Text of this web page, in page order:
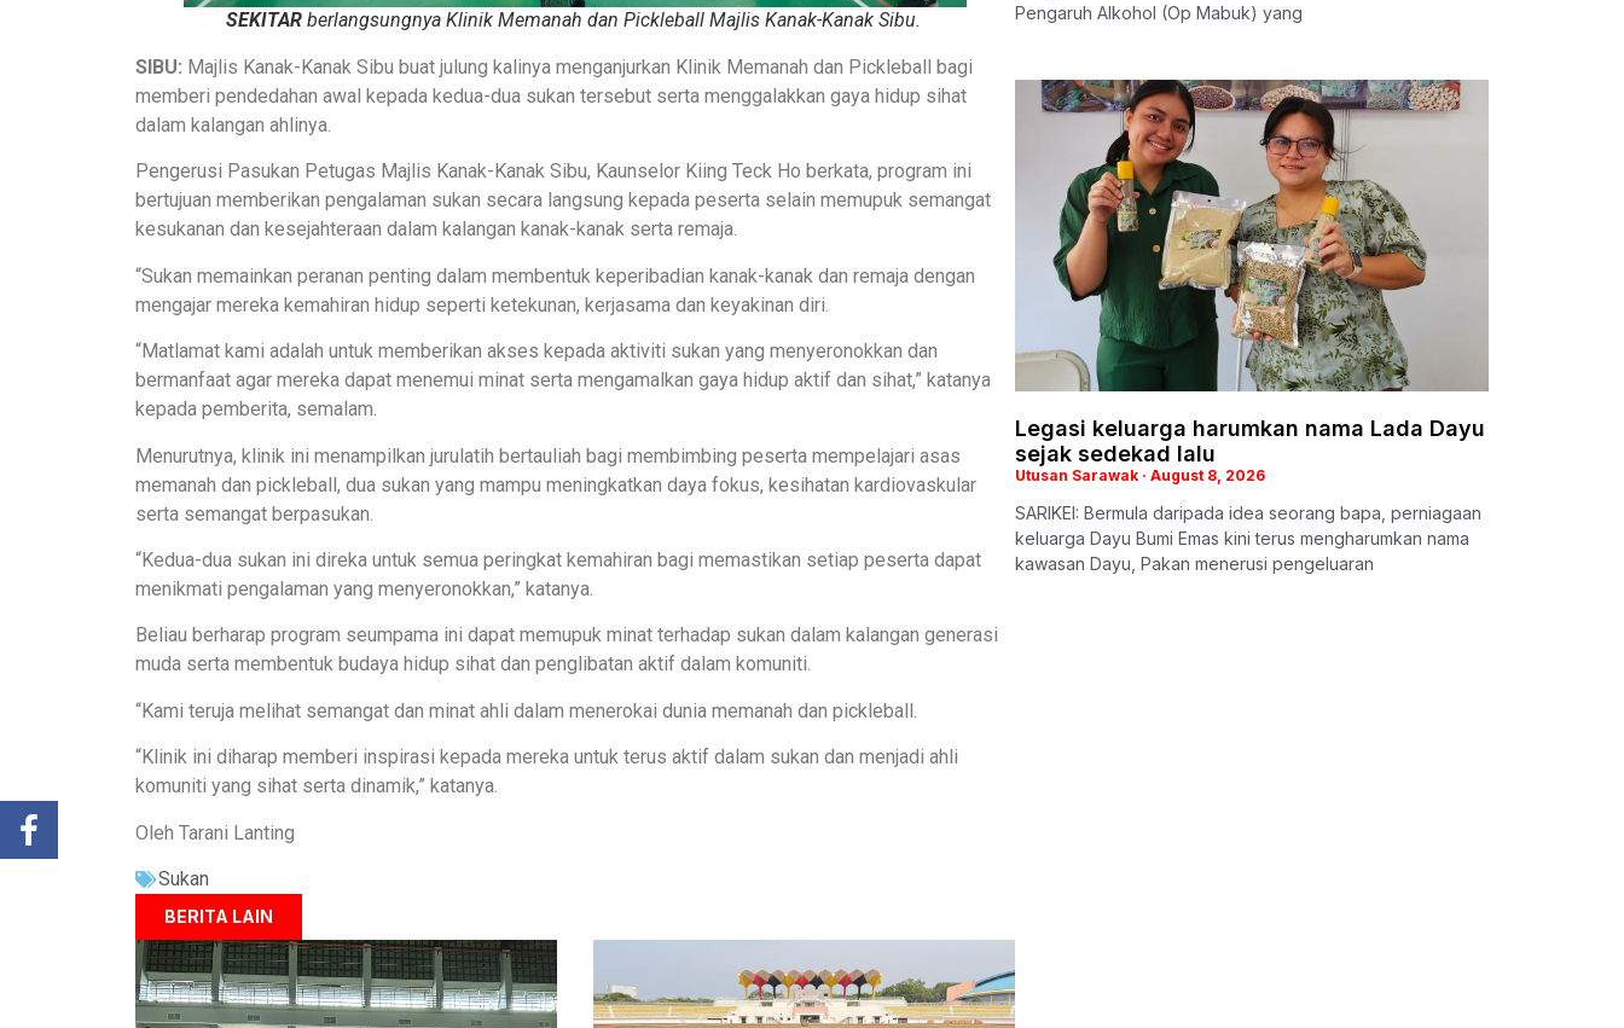
SEKITARberlangsungnya Klinik Memanah dan Pickleball Majlis Kanak-Kanak Sibu.
SIBU: Majlis Kanak-Kanak Sibu buat julung kalinya menganjurkan Klinik Memanah dan Pickleball bagi
memberi pendedahan awal kepada kedua-dua sukan tersebut serta menggalakkan gaya hidup sihat
dalam kalangan ahlinya.
Pengerusi Pasukan Petugas Majlis Kanak-Kanak Sibu, Kaunselor Kiing Teck Ho berkata, program ini
bertujuan memberikan pengalaman sukan secara langsung kepada peserta selain memupuk semangat
kesukanan dan kesejahteraan dalam kalangan kanak-kanak serta remaja.
“Sukan memainkan peranan penting dalam membentuk keperibadian kanak-kanak dan remaja dengan
mengajar mereka kemahiran hidup seperti ketekunan, kerjasama dan keyakinan diri.
“Matlamat kami adalah untuk memberikan akses kepada aktiviti sukan yang menyeronokkan dan
bermanfaat agar mereka dapat menemui minat serta mengamalkan gaya hidup aktif dan sihat,” katanya
kepada pemberita, semalam.
Menurutnya, klinik ini menampilkan jurulatih bertauliah bagi membimbing peserta mempelajari asas
memanah dan pickleball, dua sukan yang mampu meningkatkan daya fokus, kesihatan kardiovaskular
serta semangat berpasukan.
“Kedua-dua sukan ini direka untuk semua peringkat kemahiran bagi memastikan setiap peserta dapat
menikmati pengalaman yang menyeronokkan,” katanya.
Beliau berharap program seumpama ini dapat memupuk minat terhadap sukan dalam kalangan generasi
muda serta membentuk budaya hidup sihat dan penglibatan aktif dalam komuniti.
“Kami teruja melihat semangat dan minat ahli dalam menerokai dunia memanah dan pickleball.
“Klinik ini diharap memberi inspirasi kepada mereka untuk terus aktif dalam sukan dan menjadi ahli
komuniti yang sihat serta dinamik,” katanya.
Oleh Tarani Lanting
Sukan
BERITA LAIN
Pengaruh Alkohol (Op Mabuk) yang
Legasi keluarga harumkan nama Lada Dayu
sejak sedekad lalu
Utusan Sarawak August 8, 2026
SARIKEI: Bermula daripada idea seorang bapa, perniagaan
keluarga Dayu Bumi Emas kini terus mengharumkan nama
kawasan Dayu, Pakan menerusi pengeluaran